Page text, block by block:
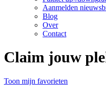
Aanmelden
Blog
Over
Contact
Claim jouw
Toon mijn favorieten